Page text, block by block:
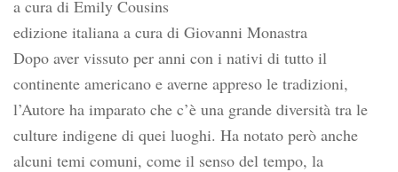
a cura di Emily Cousins
edizione italiana a cura di Giovanni Monastra
Dopo aver vissuto per anni con i nativi di tutto il
continente americano e averne appreso le tradizioni,
l’Autore ha imparato che c’è una grande diversità tra le
culture indigene di quei luoghi. Ha notato però anche
alcuni temi comuni, come il senso del tempo, la